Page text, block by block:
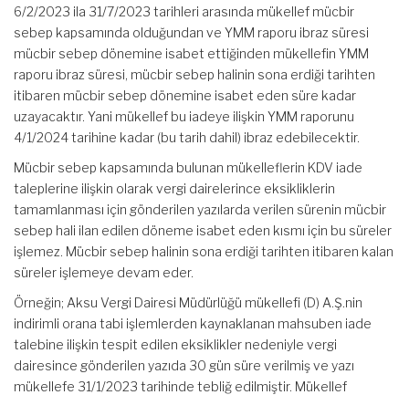
6/2/2023 ila 31/7/2023 tarihleri arasında mükellef mücbir
sebep kapsamında olduğundan ve YMM raporu ibraz süresi
mücbir sebep dönemine isabet ettiğinden mükellefin YMM
raporu ibraz süresi, mücbir sebep halinin sona erdiği tarihten
itibaren mücbir sebep dönemine isabet eden süre kadar
uzayacaktır. Yani mükellef bu iadeye ilişkin YMM raporunu
4/1/2024 tarihine kadar (bu tarih dahil) ibraz edebilecektir.
Mücbir sebep kapsamında bulunan mükelleflerin KDV iade
taleplerine ilişkin olarak vergi dairelerince eksikliklerin
tamamlanması için gönderilen yazılarda verilen sürenin mücbir
sebep hali ilan edilen döneme isabet eden kısmı için bu süreler
işlemez. Mücbir sebep halinin sona erdiği tarihten itibaren kalan
süreler işlemeye devam eder.
Örneğin; Aksu Vergi Dairesi Müdürlüğü mükellefi (D) A.Ş.nin
indirimli orana tabi işlemlerden kaynaklanan mahsuben iade
talebine ilişkin tespit edilen eksiklikler nedeniyle vergi
dairesince gönderilen yazıda 30 gün süre verilmiş ve yazı
mükellefe 31/1/2023 tarihinde tebliğ edilmiştir. Mükellef